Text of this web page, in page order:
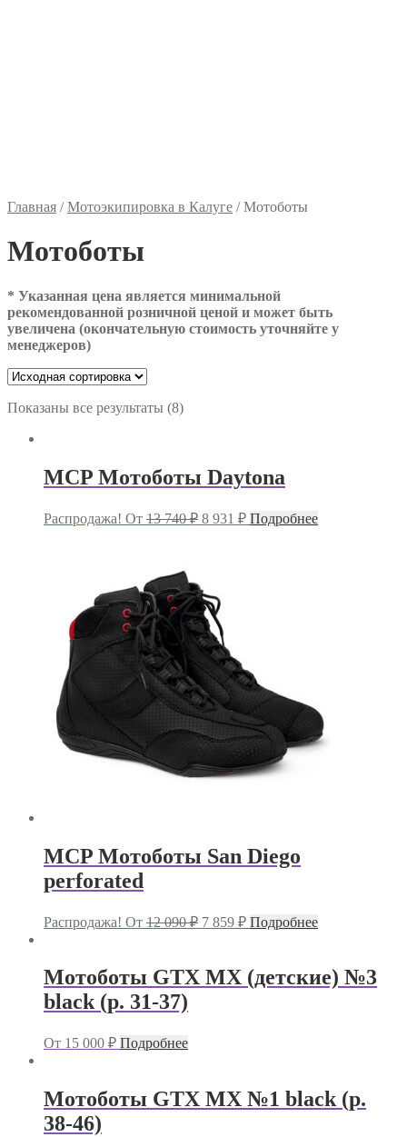
Главная /Мотоэкипировка в Калуге /Мотоботы
Мотоботы
* Указанная цена является минимальной
рекомендованной розничной ценой и может быть
увеличена (окончательную стоимость уточняйте у
менеджеров)
Показаны все результаты (8)
MCP Мотоботы Daytona
Распродажа! От 13 740₽ Первоначальная
8 931 ₽Текущая
цена:
Подробнее
MCP Мотоботы San Diego
perforated
Распродажа! От 12 090₽ Первоначальная
12
090 ₽.
7 859 ₽Текущая
цена:
859 ₽.
Подробнее
Мотоботы GTX MX (детские) №3
black (р. 31-37)
От 15 000 ₽ Подробнее
Мотоботы GTX MX №1 black (р.
38-46)